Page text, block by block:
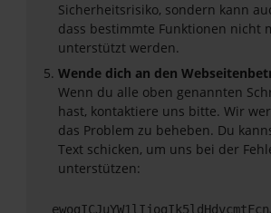
Sicherheitsrisiko, sondern kann
dass bestimmte Funktionen nicht
unterstützt werden.
Wende dich an den
Wenn du alle oben genannten
hast, kontaktiere uns bitte. Wir
das Problem zu beheben. Du
Text schicken, um uns bei der
unterstützen: